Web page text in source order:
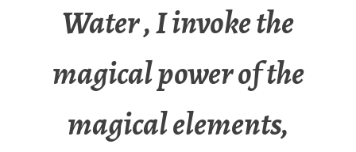
Water , I invoke the
magical power of the
magical elements,